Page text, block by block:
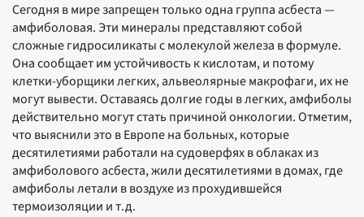
Сегодня в мире запрещен только одна группа асбеста —
амфиболовая. Эти минералы представляют собой
сложные гидросиликаты с молекулой железа в формуле.
Она сообщает им устойчивость к кислотам, и потому
клетки-уборщики легких, альвеолярные макрофаги, их не
могут вывести. Оставаясь долгие годы в легких, амфиболы
действительно могут стать причиной онкологии. Отметим,
что выяснили это в Европе на больных, которые
десятилетиями работали на судоверфях в облаках из
амфиболового асбеста, жили десятилетиями в домах, где
амфиболы летали в воздухе из прохудившейся
термоизоляции и т.д.